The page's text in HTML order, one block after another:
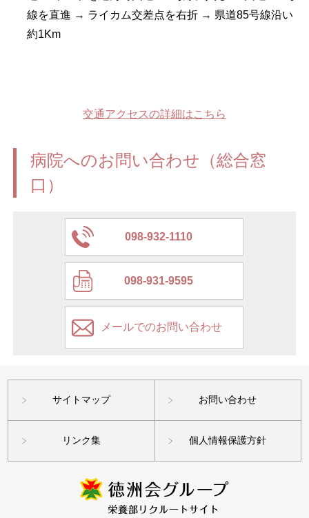
線を直進 → ライカム交差点を右折 → 県道85号線沿い
約1Km
交通アクセスの詳細はこちら
病院へのお問い合わせ（総合窓
口）
098-932-1110
098-931-9595
メールでのお問い合わせ
サイトマップ お問い合わせ
リンク集 個人情報保護方針